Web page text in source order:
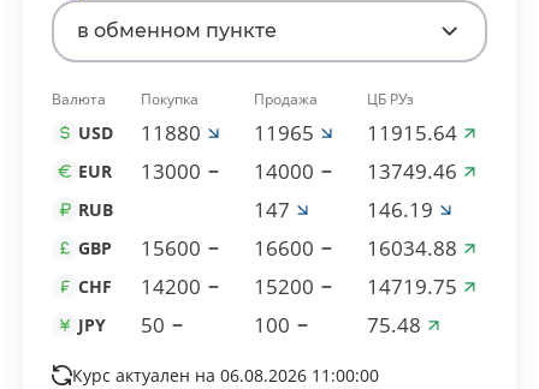
в обменном пункте
Валюта Покупка Продажа ЦБ РУз
USD 11880 11965 11915.64
EUR 13000 14000 13749.46
RUB 147 146.19
GBP 15600 16600 16034.88
CHF 14200 15200 14719.75
JPY 50 100 75.48
Курс актуален на 06.08.2026 11:00:00